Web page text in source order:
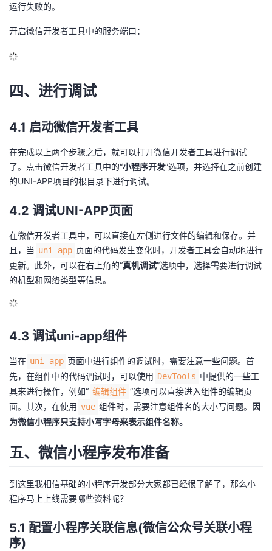
运行失败的。
开启微信开发者工具中的服务端口：
四、进行调试
4.1 启动微信开发者工具
在完成以上两个步骤之后，就可以打开微信开发者工具进行调试
了。点击微信开发者工具中的“小程序开发”选项，并选择在之前创建
的UNI-APP项目的根目录下进行调试。
4.2 调试UNI-APP页面
在微信开发者工具中，可以直接在左侧进行文件的编辑和保存。并
且，当 uni-app 页面的代码发生变化时，开发者工具会自动地进行
更新。此外，可以在右上角的“真机调试”选项中，选择需要进行调试
的机型和网络类型等信息。
4.3 调试uni-app组件
当在 uni-app 页面中进行组件的调试时，需要注意一些问题。首
先，在组件中的代码调试时，可以使用 DevTools 中提供的一些工
具来进行操作，例如“ 编辑组件 ”选项可以直接进入组件的编辑页
面。其次，在使用 vue 组件时，需要注意组件名的大小写问题。 因
为微信小程序只支持小写字母来表示组件名称。
五、微信小程序发布准备
到这里我相信基础的小程序开发部分大家都已经很了解了，那么小
程序马上上线需要哪些资料呢？
5.1 配置小程序关联信息(微信公众号关联小程
序)